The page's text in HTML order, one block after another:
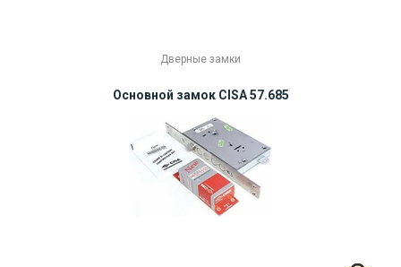
Дверные замки
Основной замок CISA 57.685